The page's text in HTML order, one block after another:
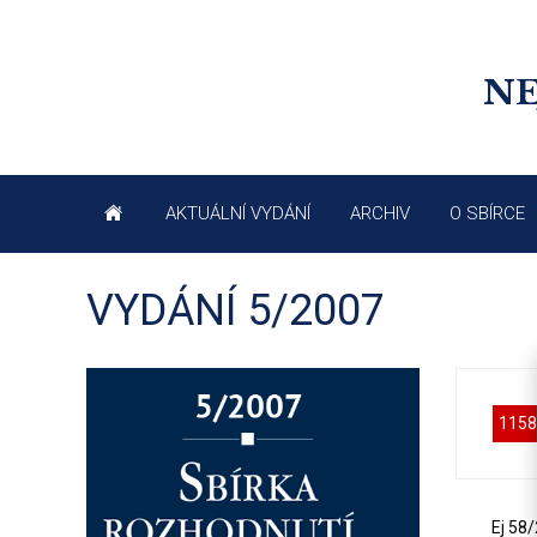
AKTUÁLNÍ VYDÁNÍ ARCHIV O SBÍRCE
VYDÁNÍ 5/2007
Ej 58/